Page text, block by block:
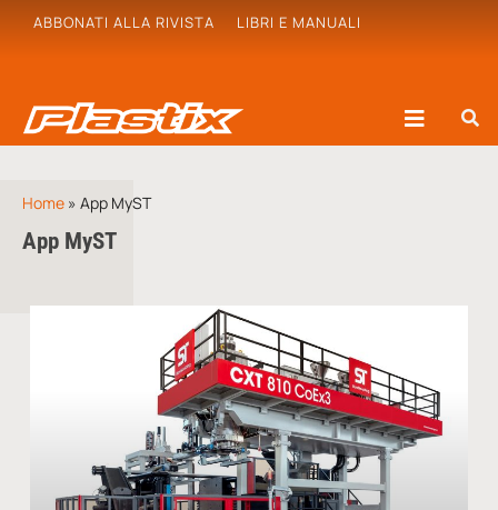
ABBONATI ALLA RIVISTA LIBRI E MANUALI
Home » App MyST
App MyST